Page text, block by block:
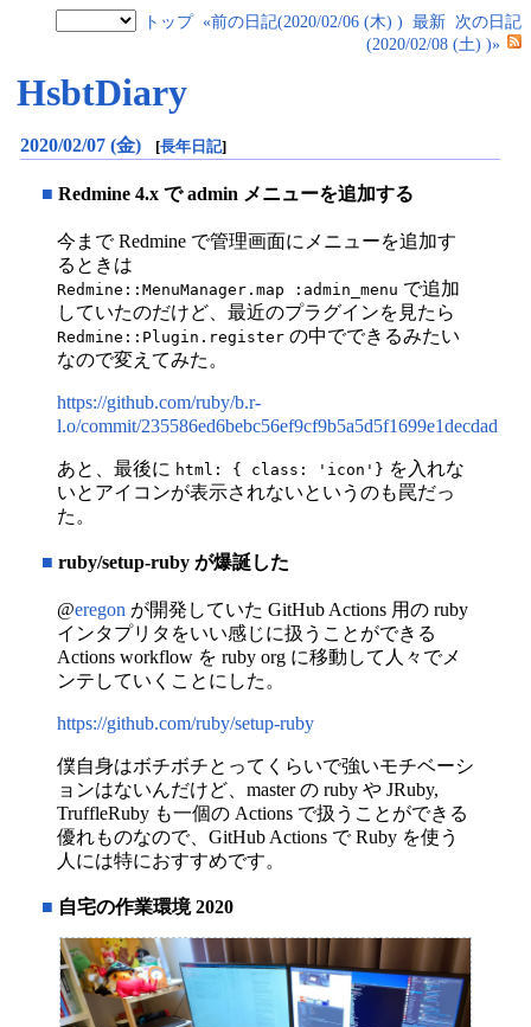
トップ «前の日記(2020/02/06 (木) ) 最新 次の日記
(2020/02/08 (土) )»
HsbtDiary
2020/02/07 (金) [長年日記]
■ Redmine 4.x で admin メニューを追加する
今まで Redmine で管理画面にメニューを追加す
るときは
Redmine::MenuManager.map :admin_menu で追加
していたのだけど、最近のプラグインを見たら
Redmine::Plugin.register の中でできるみたい
なので変えてみた。
https://github.com/ruby/b.r-
l.o/commit/235586ed6bebc56ef9cf9b5a5d5f1699e1decdad
あと、最後に html: { class: 'icon'} を入れな
いとアイコンが表示されないというのも罠だっ
た。
■ ruby/setup-ruby が爆誕した
@eregon が開発していた GitHub Actions 用の ruby
インタプリタをいい感じに扱うことができる
Actions workflow を ruby org に移動して人々でメ
ンテしていくことにした。
https://github.com/ruby/setup-ruby
僕自身はボチボチとってくらいで強いモチベーシ
ョンはないんだけど、master の ruby や JRuby,
TruffleRuby も一個の Actions で扱うことができる
優れものなので、GitHub Actions で Ruby を使う
人には特におすすめです。
■ 自宅の作業環境 2020